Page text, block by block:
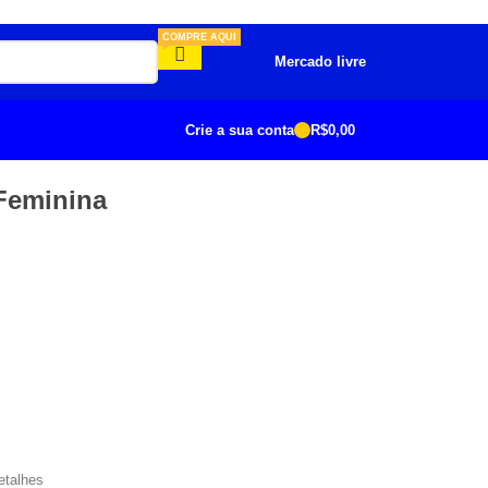
Mercado livre
COMPRE AQUI
Crie a sua conta R$0,00